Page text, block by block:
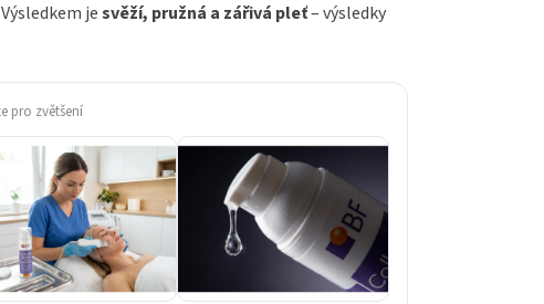
jesvěží, pružná a zářivá pleť– výsledky
pro zvětšení